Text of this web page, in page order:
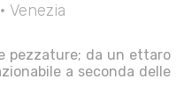
Venezia
pezzature; da un ettaro
a seconda delle